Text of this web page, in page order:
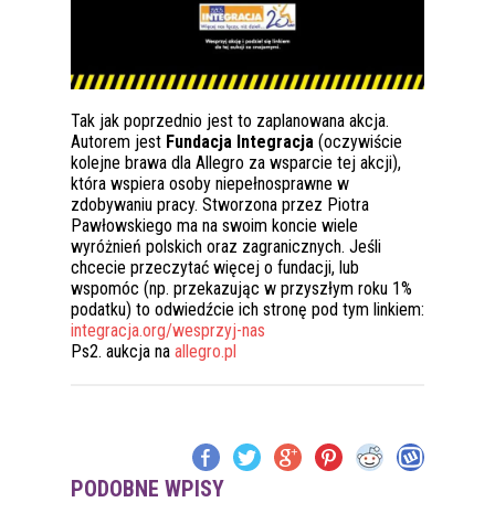
Tak jak poprzednio jest to zaplanowana akcja.
Autorem jest Fundacja Integracja (oczywiście
kolejne brawa dla Allegro za wsparcie tej akcji),
która wspiera osoby niepełnosprawne w
zdobywaniu pracy. Stworzona przez Piotra
Pawłowskiego ma na swoim koncie wiele
wyróżnień polskich oraz zagranicznych. Jeśli
chcecie przeczytać więcej o fundacji, lub
wspomóc (np. przekazując w przyszłym roku 1%
podatku) to odwiedźcie ich stronę pod tym linkiem:
integracja.org/wesprzyj-nas
Ps2. aukcja na allegro.pl
PODOBNE WPISY